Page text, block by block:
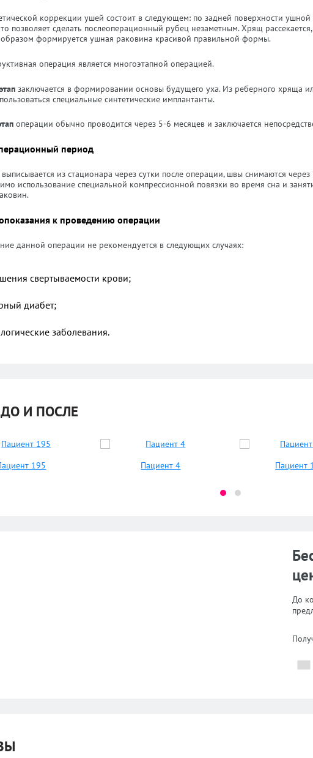
коррекции ушей состоит в следующем: по задней поверхности
позволяет сделать послеоперационный рубец незаметным. Хрящ
формируется ушная раковина красивой правильной формы.
операция является многоэтапной операцией.
заключается в формировании основы будущего уха. Из реберного хряща
специальные синтетические имплантанты.
операции обычно проводится через 5-6 месяцев и заключается
период
из стационара через сутки после операции, швы снимаются
использование специальной компрессионной повязки во время сна и
к проведению операции
данной операции не рекомендуется в следующих случаях:
свертываемости крови;
диабет;
заболевания.
И ПОСЛЕ
195 Пациент 4 Пациент
До